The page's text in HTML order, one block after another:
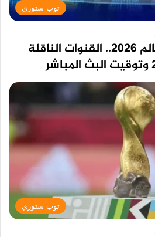
توب ستوري
موعد قرعة كأس العالم 2026.. القنوات الناقلة
توب ستوري